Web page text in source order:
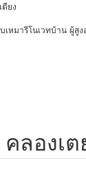
เหมารีโนเวทบ้าน ผู้สูง
ลองเ